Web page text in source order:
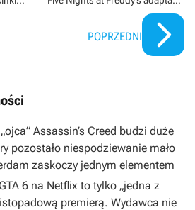
datę
growego horroru
POPRZEDNI
Assassin’s Creed budzi duże
pozostało niespodziewanie mało
zaskoczy jednym elementem
6 na Netflix to tylko „jedna z
premierą. Wydawca nie